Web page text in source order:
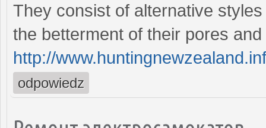
They consist of alternative
the betterment of their pores
http://
odpowiedz